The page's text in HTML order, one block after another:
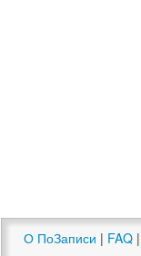
О ПоЗаписи | FAQ |